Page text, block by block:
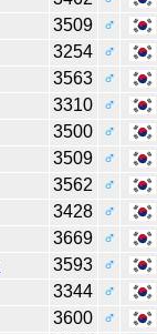
3509
♂
3254
♂
3563
♂
3310
♂
3500
♂
3509
♂
3562
♂
3428
♂
3669
♂
3593
♂
3344
♂
3600
♂